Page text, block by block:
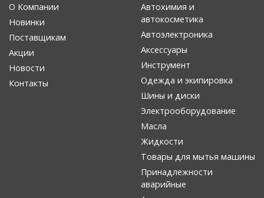
О Компании
Новинки
Поставщикам
Акции
Новости
Контакты
Автохимия и
автокосметика
Автоэлектроника
Аксессуары
Инструмент
Одежда и экипировка
Шины и диски
Электрооборудование
Масла
Жидкости
Товары для мытья машины
Принадлежности
аварийные